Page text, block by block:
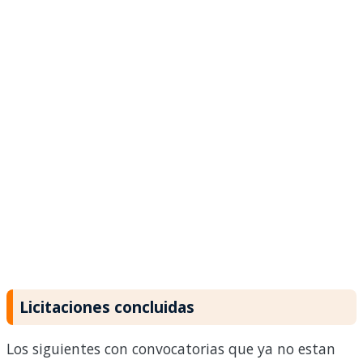
Licitaciones concluidas
Los siguientes con convocatorias que ya no estan